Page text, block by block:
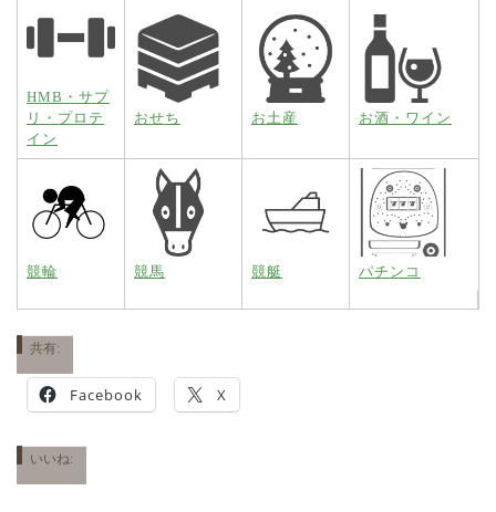
HMB・サプ
リ・プロテ
イン
おせち お土産 お酒・ワイン
競輪 競馬 競艇 パチンコ
共有:
Facebook X
いいね: